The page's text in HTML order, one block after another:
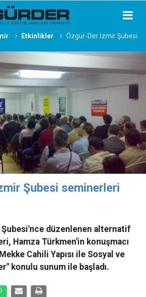
Etkinlikler
Özgür-Der İzmir Şubesi
Şubesi seminerleri
düzenlenen alternatif
Hamza Türkmen'in konuşmacı
Cahili Yapısı ile Sosyal ve
konulu sunum ile başladı.